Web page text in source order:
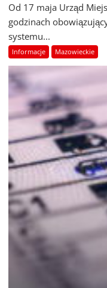
Od 17 maja Urząd
godzinach
systemu...
Informacje Mazowieckie